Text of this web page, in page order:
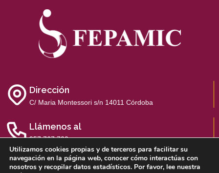
Dirección
C/ Maria Montessori s/n 14011 Córdoba
Llámenos al
957 767 700
Utilizamos cookies propias y de terceros para facilitar su
navegación en la página web, conocer cómo interactúas con
nosotros y recopilar datos estadísticos. Por favor, lee nuestra